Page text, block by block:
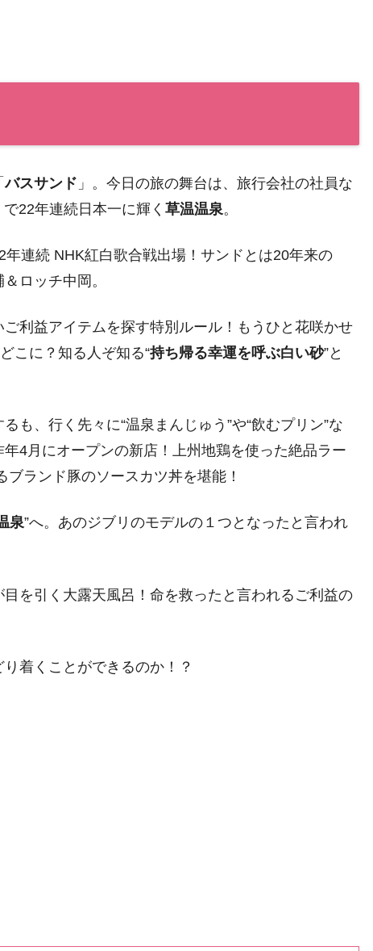
バスサンド 」。今日の旅の舞台は、旅行会社の社員な
22年連続日本一に輝く 草温温泉。
連続 NHK紅白歌合戦出場！サンドとは20年来の
ロッチ中岡。
利益アイテムを探す特別ルール！もうひと花咲かせ
こに？知る人ぞ知る“持ち帰る幸運を呼ぶ白い砂”と
も、行く先々に“温泉まんじゅう”や“飲むプリン”な
4月にオープンの新店！上州地鶏を使った絶品ラー
ランド豚のソースカツ丼を堪能！
泉”へ。あのジブリのモデルの１つとなったと言われ
を引く大露天風呂！命を救ったと言われるご利益の
着くことができるのか！？